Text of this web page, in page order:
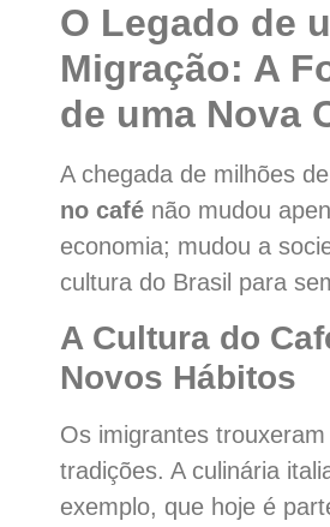
O Legado de
Migração: A
de uma Nova
A chegada de milhões de
no café não mudou
economia; mudou a
cultura do Brasil para
A Cultura do
Novos Hábitos
Os imigrantes
tradições. A culinária
exemplo, que hoje é